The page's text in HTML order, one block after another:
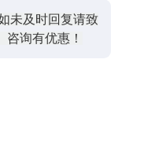
未及时回复请致
咨询有优惠！